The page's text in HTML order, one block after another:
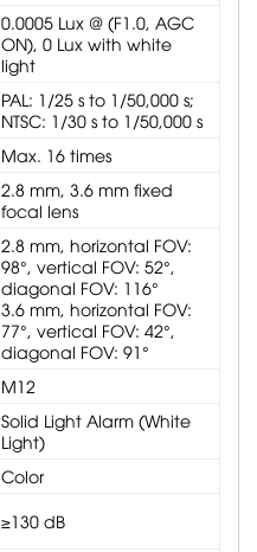
0.0005 Lux @ (F1.0, AGC
ON), 0 Lux with white
light
PAL: 1/25 s to 1/50,000 s;
NTSC: 1/30 s to 1/50,000 s
Max. 16 times
2.8 mm, 3.6 mm fixed
focal lens
2.8 mm, horizontal FOV:
98°, vertical FOV: 52°,
diagonal FOV: 116°
3.6 mm, horizontal FOV:
77°, vertical FOV: 42°,
diagonal FOV: 91°
M12
Solid Light Alarm (White
Light)
Color
≥130 dB